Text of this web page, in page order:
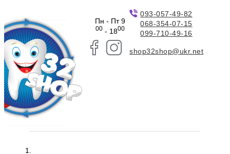
Пн - Пт 9
00- 1800
093-057-49-82
068-354-07-15
099-710-49-16
shop32shop@ukr.net